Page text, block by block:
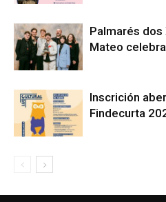
Palmarés
Mateo
Inscrición
Findecurta